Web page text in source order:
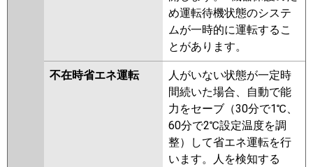
め運転待機状態のシステ
ムが一時的に運転するこ
とがあります。
不在時省エネ運転
人がいない状態が一定時
間続いた場合、自動で能
力をセーブ（30分で1℃、
60分で2℃設定温度を調
整）して省エネ運転を行
います。人を検知する